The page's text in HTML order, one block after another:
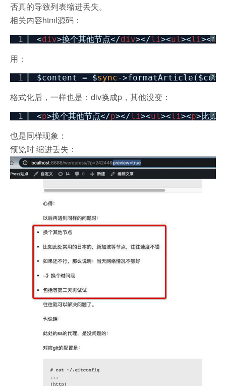
否真的导致列表缩进丢失。
相关内容html源码：
?
1 <div>换个其他节点</div></li><ul><li><div
用：
?
1 $content = $sync-
格式化后，一样也是：div换成p，其他没变：
?
1 <p>换个其他节点</p></li><ul><li><p>比如
也是同样现象：
预览时 缩进丢失：